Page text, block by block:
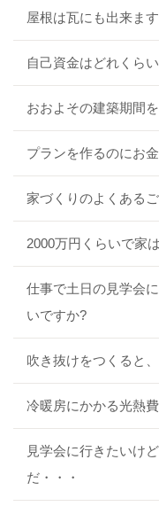
屋根は瓦にも出来ま
自己資金はどれくら
おおよその建築期間
プランを作るのにお
家づくりのよくある
2000万円くらいで家
仕事で土日の見学会
いですか?
吹き抜けをつくると
冷暖房にかかる光熱
見学会に行きたいけ
だ・・・